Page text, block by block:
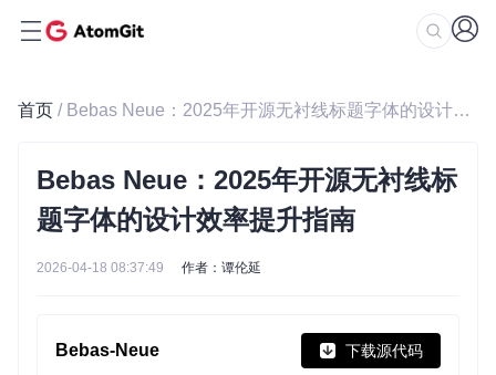
首页 / Bebas Neue：2025年开源无衬线标题字体的设计效率提升指南
Bebas Neue：2025年开源无衬线标
题字体的设计效率提升指南
2026-04-18 08:37:49 作者：谭伦延
Bebas-Neue 下载源代码